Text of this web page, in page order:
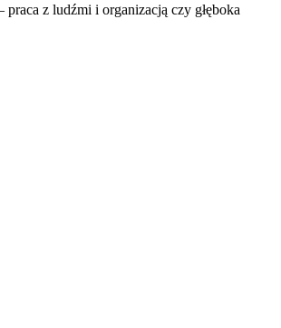
z ludźmi i organizacją czy głęboka